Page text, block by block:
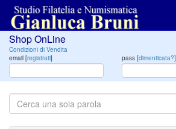
Shop OnLine
Condizioni di Vendita
email [registrati] pass [dimenticata?]